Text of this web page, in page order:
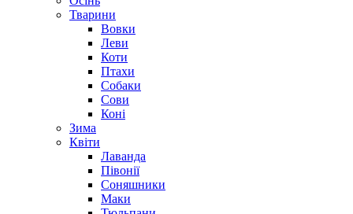
Тварини
Вовки
Леви
Коти
Птахи
Собаки
Сови
Коні
Зима
Квіти
Лаванда
Півонії
Соняшники
Маки